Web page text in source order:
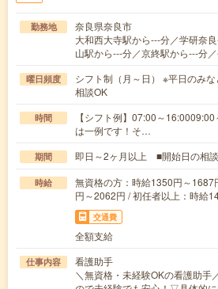
勤務地
奈良県奈良市
大和西大寺駅から---分／学研奈
山駅から---分／京終駅から---分
曜日頻度
シフト制（月～日） ※平日のみ
相談OK
時間
【シフト例】07:00～
は一例です！そ…
期間 即日～2ヶ月以上 ■開始日の相談
時給
無資格の方：時給1350円～1687
円～2062円 / 初任者以上：時給
交通費
全額支給
仕事内容
看護助手
＼無資格・未経験OKの看護助手